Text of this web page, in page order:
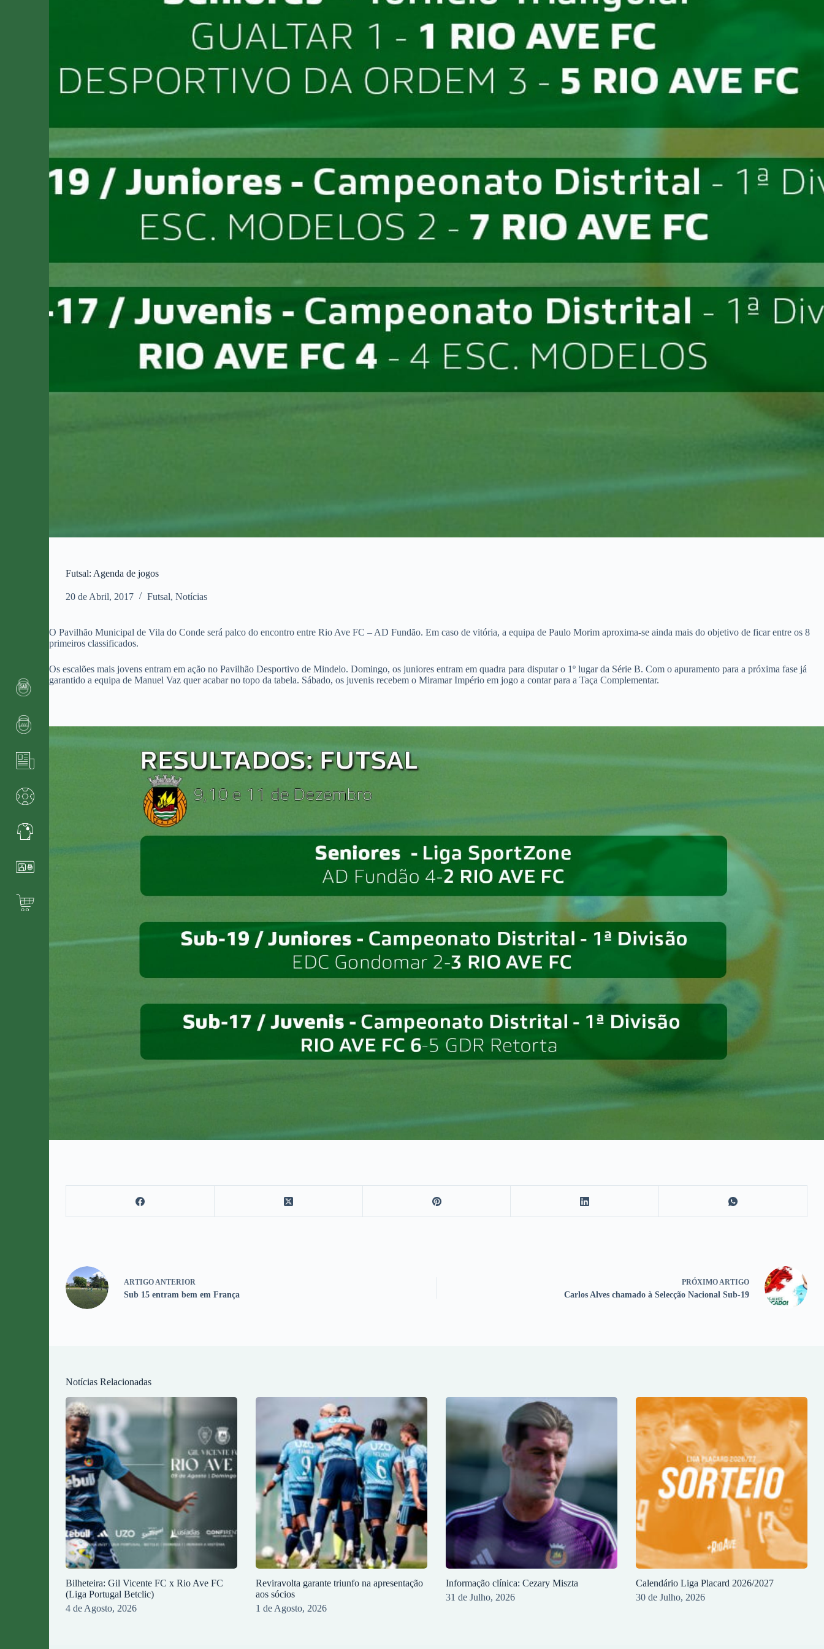
Futsal: Agenda de jogos
20 de Abril, 2017 Futsal,Notícias
O Pavilhão Municipal de Vila do Conde será palco do encontro entre Rio Ave FC – AD Fundão. Em caso de vitória, a equipa de Paulo Morim aproxima-se ainda mais do objetivo de ficar entre os 8
primeiros classificados.
Os escalões mais jovens entram em ação no Pavilhão Desportivo de Mindelo. Domingo, os juniores entram em quadra para disputar o 1º lugar da Série B. Com o apuramento para a próxima fase já
garantido a equipa de Manuel Vaz quer acabar no topo da tabela. Sábado, os juvenis recebem o Miramar Império em jogo a contar para a Taça Complementar.
ARTIGO ANTERIOR
Sub 15 entram bem em França
PRÓXIMO ARTIGO
Carlos Alves chamado à Selecção Nacional Sub-19
Notícias Relacionadas
Bilheteira: Gil Vicente FC x Rio Ave FC
(Liga Portugal Betclic)
4 de Agosto, 2026
Reviravolta garante triunfo na apresentação
aos sócios
1 de Agosto, 2026
Informação clínica: Cezary Miszta
31 de Julho, 2026
Calendário Liga Placard 2026/2027
30 de Julho, 2026